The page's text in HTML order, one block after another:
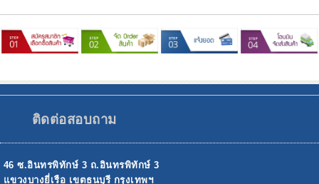
ติดต่อสอบถาม
46 ซ.อินทรพิทักษ์ 3 ถ.อินทรพิทักษ์ 3
แขวงบางยี่เรือ เขตธนบุรี กรุงเทพฯ